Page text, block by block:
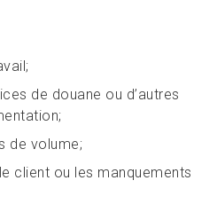
de douane ou d’autres
de volume;
client ou les manquements